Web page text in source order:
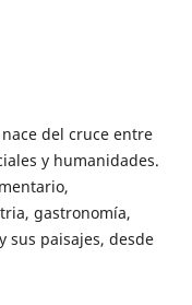
del cruce entre
y humanidades.
gastronomía,
sus paisajes, desde